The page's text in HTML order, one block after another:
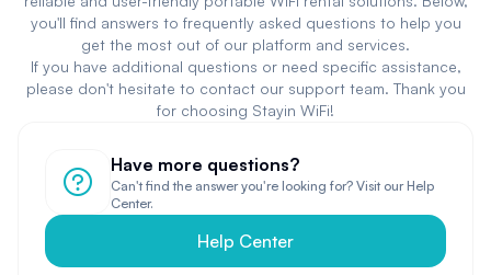
you'll find answers to frequently asked questions to help you
get the most out of our platform and services.
If you have additional questions or need specific assistance,
please don't hesitate to contact our support team. Thank you
for choosing Stayin WiFi!
Have more questions?
Can't find the answer you're looking for? Visit our Help
Center.
Help Center